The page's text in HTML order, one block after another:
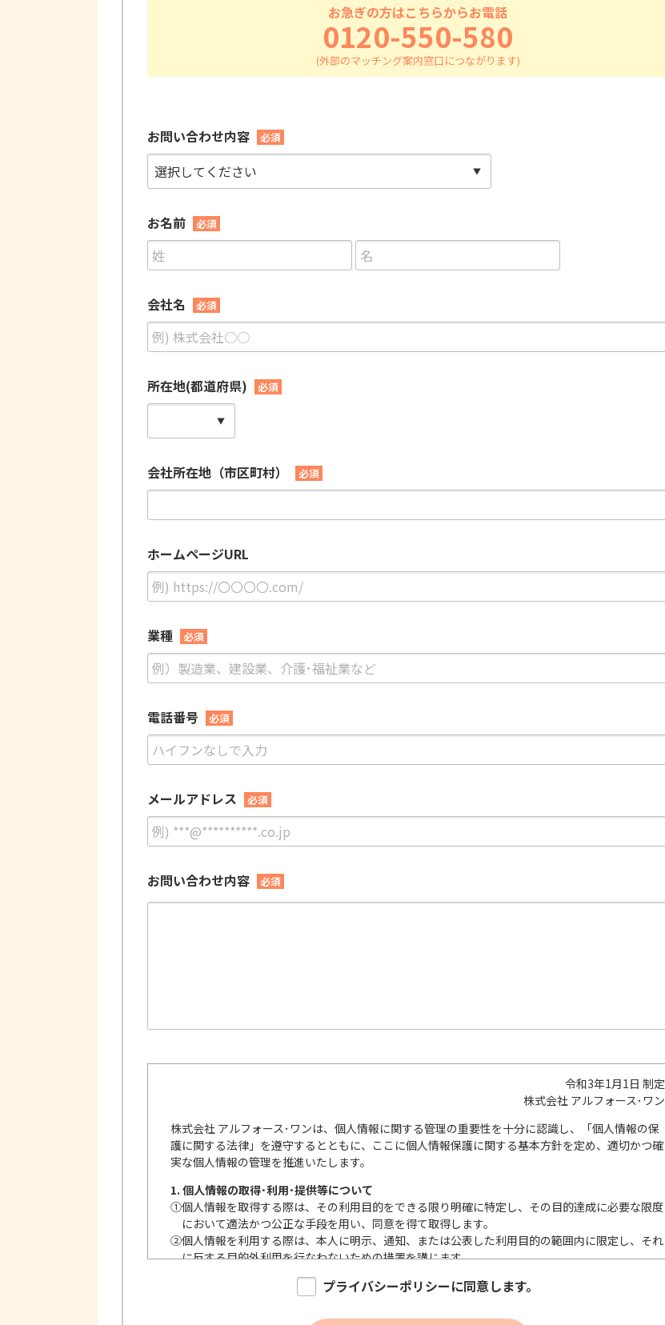
お急ぎの方はこちらからお電話
0120-550-580
お問い合わせ内容 必須
お名前 必須
会社名 必須
所在地(都道府県) 必須
会社所在地（市区町村） 必須
ホームページURL
業種 必須
電話番号 必須
メールアドレス 必須
お問い合わせ内容 必須
令和3年1月1日 制定
株式会社 アルフォース･ワン
株式会社 アルフォース･ワンは、個人情報に関する管理の重要性を十分に認識し、「個人情報の保
護に関する法律」を遵守するとともに、ここに個人情報保護に関する基本方針を定め、適切かつ確
実な個人情報の管理を推進いたします。
1. 個人情報の取得･利用･提供等について
①個人情報を取得する際は、その利用目的をできる限り明確に特定し、その目的達成に必要な限度
において適法かつ公正な手段を用い、同意を得て取得します。
②個人情報を利用する際は、本人に明示、通知、または公表した利用目的の範囲内に限定し、それ
に反する目的外利用を行なわないための措置を講じます。
個人情報を第三者に提供またはその取扱いを委託する際は、本人が同意を与えた利用目的の範囲
内で、適法にこれを行います。プライバシーポリシーに同意します。